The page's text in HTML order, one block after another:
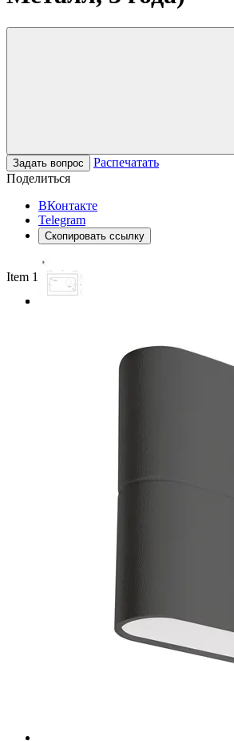
Задать вопрос
Распечатать
Поделиться
ВКонтакте
Telegram
Скопировать ссылку
Item 1 of 3